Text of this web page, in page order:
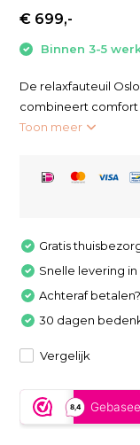
€ 699,-
Binnen 3-5
De relaxfauteuil
combineert comfort
Toon meer
Gratis
Snelle levering in
Achteraf
30 dagen
Vergelijk